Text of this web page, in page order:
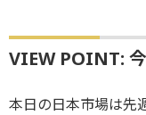
VIEW POINT:
本日の日本市場は先